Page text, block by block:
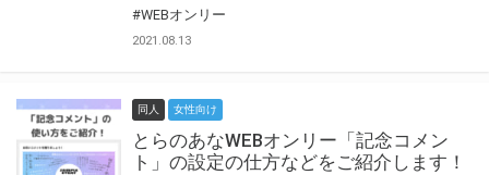
#WEBオンリー
2021.08.13
同人 女性向け
とらのあなWEBオンリー「記念コメン
ト」の設定の仕方などをご紹介します！